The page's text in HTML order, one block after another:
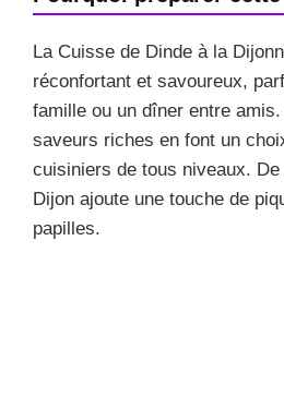
La Cuisse de Dinde à la
réconfortant et savoureux,
famille ou un dîner entre
saveurs riches en font un
cuisiniers de tous niveaux.
Dijon ajoute une touche de
papilles.